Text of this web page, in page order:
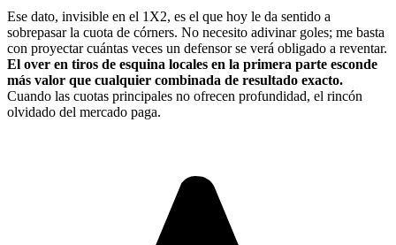
Ese dato, invisible en el 1X2, es el que hoy le da sentido a
sobrepasar la cuota de córners. No necesito adivinar goles; me basta
con proyectar cuántas veces un defensor se verá obligado a reventar.
El over en tiros de esquina locales en la primera parte esconde
más valor que cualquier combinada de resultado exacto.
Cuando las cuotas principales no ofrecen profundidad, el rincón
olvidado del mercado paga.